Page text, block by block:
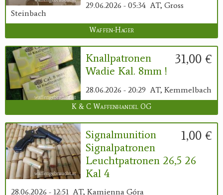
29.06.2026 - 05:34 AT, Gross
Steinbach
Waffen-Hager
31,00 €
Knallpatronen
Wadie Kal. 8mm !
28.06.2026 - 20:29 AT, Kemmelbach
K & C Waffenhandel OG
1,00 €
Signalmunition
Signalpatronen
Leuchtpatronen 26,5 26
Kal 4
28.06.2026 - 12:51 AT, Kamienna Góra